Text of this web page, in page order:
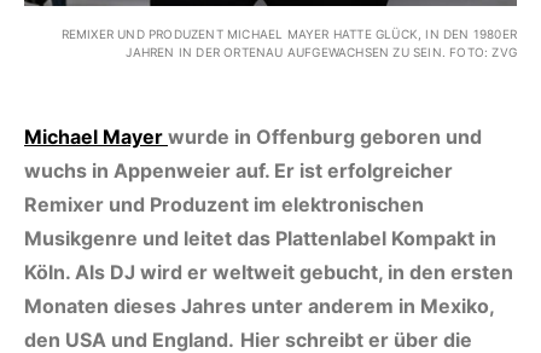
REMIXER UND PRODUZENT MICHAEL MAYER HATTE GLÜCK, IN DEN 1980ER
JAHREN IN DER ORTENAU AUFGEWACHSEN ZU SEIN. FOTO: ZVG
Michael Mayer wurde in Offenburg geboren und
wuchs in Appenweier auf. Er ist erfolgreicher
Remixer und Produzent im elektronischen
Musikgenre und leitet das Plattenlabel Kompakt in
Köln. Als DJ wird er weltweit gebucht, in den ersten
Monaten dieses Jahres unter anderem in Mexiko,
den USA und England. Hier schreibt er über die